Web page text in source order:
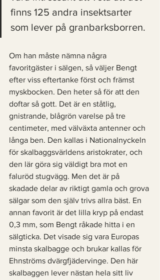
finns 125 andra insektsarter
som lever på granbarksborren.
Om han måste nämna några
favoritgäster i sälgen, så väljer Bengt
efter viss eftertanke först och främst
myskbocken. Den heter så för att den
doftar så gott. Det är en ståtlig,
gnistrande, blågrön varelse på tre
centimeter, med välväxta antenner och
långa ben. Den kallas i Nationalnyckeln
för skalbaggsvärldens aristokrater, och
den lär göra sig väldigt bra mot en
faluröd stugvägg. Men det är på
skadade delar av riktigt gamla och grova
sälgar som den själv trivs allra bäst. En
annan favorit är det lilla kryp på endast
0,3 mm, som Bengt råkade hitta i en
sälgticka. Det visade sig vara Europas
minsta skalbagge och brukar kallas för
Ehnströms dvärgfjädervinge. Den här
skalbaggen lever nästan hela sitt liv